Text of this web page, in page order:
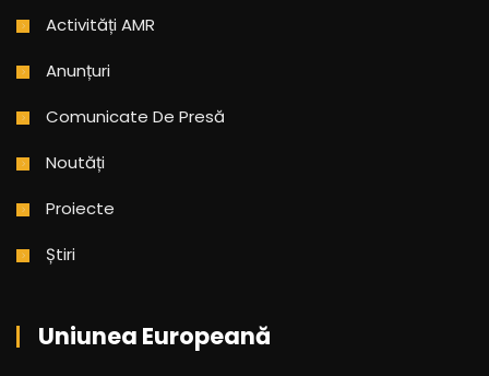
Activități AMR
Anunțuri
Comunicate De Presă
Noutăți
Proiecte
Știri
Uniunea Europeană